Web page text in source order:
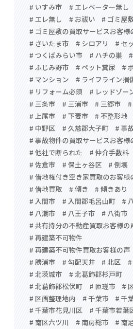
# いすみ市
# エレベーター無し
# エレ無し
# お祓い
# ゴミ屋
# ゴミ屋敷の買取サービスお客様
# さいたま市
# シロアリ
# セ
# つくばみらい市
# ハチの巣
# ふじみ野市
# ペット糞尿
#
# マンション
# ライフライン損
# リフォーム必須
# レッドゾー
# 三条市
# 三浦市 # 三郷市
# 上尾市
# 下妻市 # 不整形地
# 中野区
# 久慈郡大子町
# 事
# 事故物件の買取サービスお客様
# 他社で断られた
# 仲介手数料
# 佐倉市
# 保土ヶ谷区
# 倒壊
# 借地権付き空き家買取のお客様
# 借地買取
# 傾き # 傾きあり
# 入間市
# 入間郡毛呂山町
#
# 八潮市
# 八王子市 # 八街市
# 共有持分の不動産買取お客様の
# 再建築不可物件
# 再建築不可物件買取お客様の声
# 勝浦市
# 勾配天井 # 北区
# 北茨城市
# 北葛飾郡杉戸町
# 北葛飾郡松伏町
# 匝瑳市
#
# 区画整理地内
# 千葉市
# 千
# 千葉市花見川区
# 千葉市若葉
# 南区六ツ川
# 南房総市 # 南